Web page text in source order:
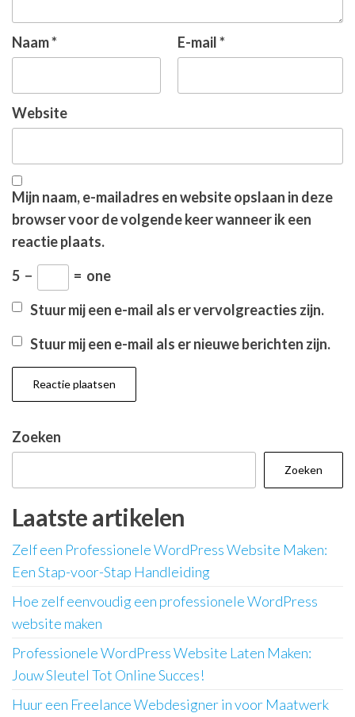
Naam* E-mail*
Website
Mijn naam, e-mailadres en website opslaan in deze
browser voor de volgende keer wanneer ik een
reactie plaats.
5 − = one
Stuur mij een e-mail als er vervolgreacties zijn.
Stuur mij een e-mail als er nieuwe berichten zijn.
Zoeken
Zoeken
Laatste artikelen
Zelf een Professionele WordPress Website Maken:
Een Stap-voor-Stap Handleiding
Hoe zelf eenvoudig een professionele WordPress
website maken
Professionele WordPress Website Laten Maken:
Jouw Sleutel Tot Online Succes!
Huur een Freelance Webdesigner in voor Maatwerk